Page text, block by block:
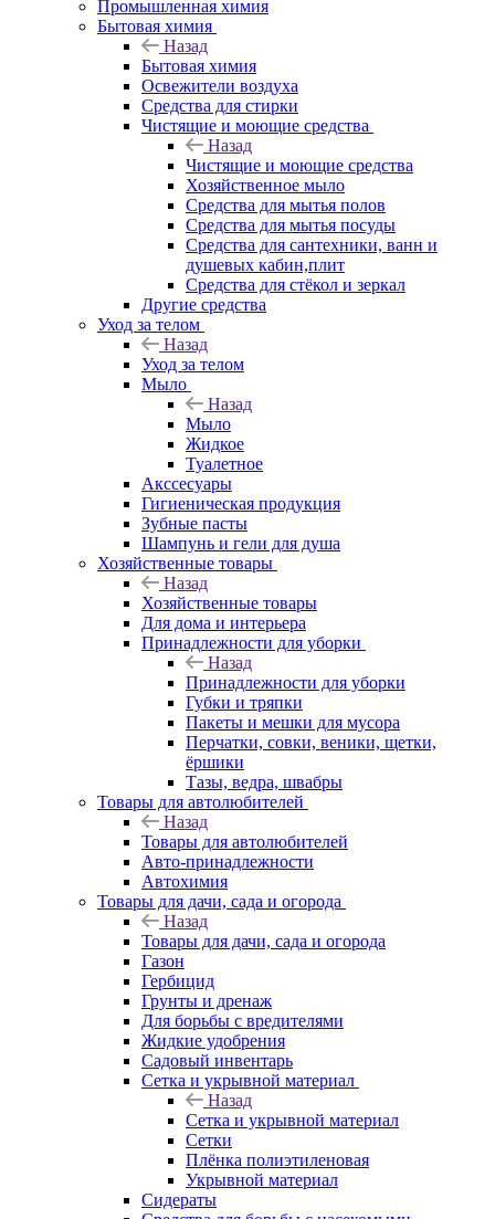
Промышленная химия
Бытовая химия
Назад
Бытовая химия
Освежители воздуха
Средства для стирки
Чистящие и моющие средства
Назад
Чистящие и моющие средства
Хозяйственное мыло
Средства для мытья полов
Средства для мытья посуды
Средства для сантехники, ванн и
душевых кабин,плит
Средства для стёкол и зеркал
Другие средства
Уход за телом
Назад
Уход за телом
Мыло
Назад
Мыло
Жидкое
Туалетное
Акссесуары
Гигиеническая продукция
Зубные пасты
Шампунь и гели для душа
Хозяйственные товары
Назад
Хозяйственные товары
Для дома и интерьера
Принадлежности для уборки
Назад
Принадлежности для уборки
Губки и тряпки
Пакеты и мешки для мусора
Перчатки, совки, веники, щетки,
ёршики
Тазы, ведра, швабры
Товары для автолюбителей
Назад
Товары для автолюбителей
Авто-принадлежности
Автохимия
Товары для дачи, сада и огорода
Назад
Товары для дачи, сада и огорода
Газон
Гербицид
Грунты и дренаж
Для борьбы с вредителями
Жидкие удобрения
Садовый инвентарь
Сетка и укрывной материал
Назад
Сетка и укрывной материал
Сетки
Плёнка полиэтиленовая
Укрывной материал
Сидераты